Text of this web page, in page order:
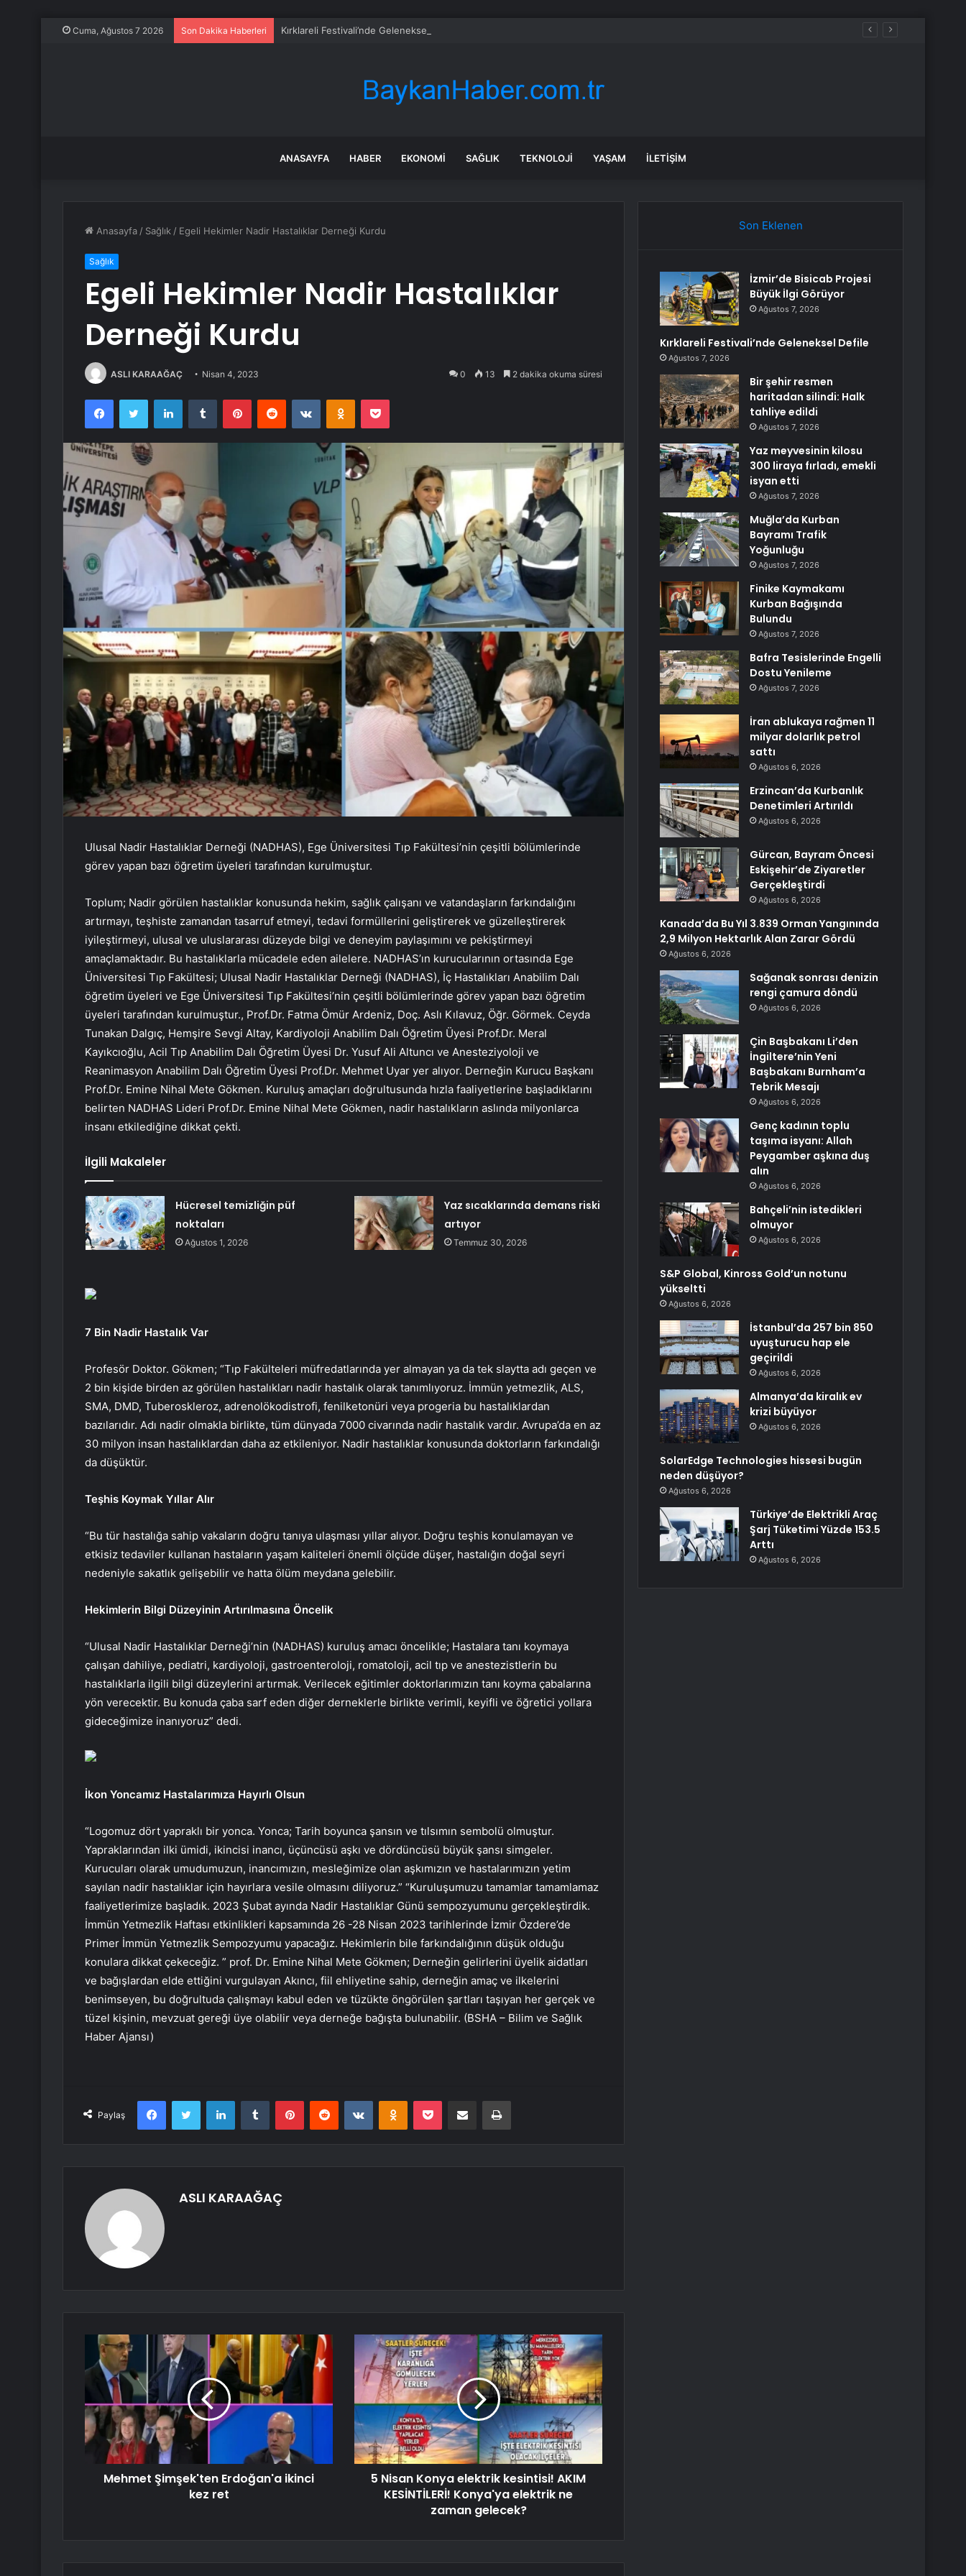
Cuma, Ağustos 7 2026 Son Dakika Haberleri Kırklareli Festivali’nde Geleneksel Defile
ANASAYFA HABER EKONOMI SAĞLIK TEKNOLOJI YAŞAM İLETIŞIM
Anasayfa / Sağlık / Egeli Hekimler Nadir Hastalıklar Derneği Kurdu
Sağlık
Egeli Hekimler Nadir Hastalıklar
Derneği Kurdu
ASLI KARAAĞAÇ Nisan 4, 2023 0 13 2 dakika okuma süresi
FacebookTwitter LinkedInTumblr PinterestReddit VKontakteOdnoklassniki
Pocket
Ulusal Nadir Hastalıklar Derneği (NADHAS), Ege Üniversitesi Tıp Fakültesi’nin çeşitli bölümlerinde
görev yapan bazı öğretim üyeleri tarafından kurulmuştur.
Toplum; Nadir görülen hastalıklar konusunda hekim, sağlık çalışanı ve vatandaşların farkındalığını
artırmayı, teşhiste zamandan tasarruf etmeyi, tedavi formüllerini geliştirerek ve güzelleştirerek
iyileştirmeyi, ulusal ve uluslararası düzeyde bilgi ve deneyim paylaşımını ve pekiştirmeyi
amaçlamaktadır. Bu hastalıklarla mücadele eden ailelere. NADHAS’ın kurucularının ortasında Ege
Üniversitesi Tıp Fakültesi; Ulusal Nadir Hastalıklar Derneği (NADHAS), İç Hastalıkları Anabilim Dalı
öğretim üyeleri ve Ege Üniversitesi Tıp Fakültesi’nin çeşitli bölümlerinde görev yapan bazı öğretim
üyeleri tarafından kurulmuştur., Prof.Dr. Fatma Ömür Ardeniz, Doç. Aslı Kılavuz, Öğr. Görmek. Ceyda
Tunakan Dalgıç, Hemşire Sevgi Altay, Kardiyoloji Anabilim Dalı Öğretim Üyesi Prof.Dr. Meral
Kayıkcıoğlu, Acil Tıp Anabilim Dalı Öğretim Üyesi Dr. Yusuf Ali Altuncı ve Anesteziyoloji ve
Reanimasyon Anabilim Dalı Öğretim Üyesi Prof.Dr. Mehmet Uyar yer alıyor. Derneğin Kurucu Başkanı
Prof.Dr. Emine Nihal Mete Gökmen. Kuruluş amaçları doğrultusunda hızla faaliyetlerine başladıklarını
belirten NADHAS Lideri Prof.Dr. Emine Nihal Mete Gökmen, nadir hastalıkların aslında milyonlarca
insanı etkilediğine dikkat çekti.
İlgili Makaleler
Hücresel temizliğin püf
noktaları
Ağustos 1, 2026
Yaz sıcaklarında demans riski
artıyor
Temmuz 30, 2026
7 Bin Nadir Hastalık Var
Profesör Doktor. Gökmen; “Tıp Fakülteleri müfredatlarında yer almayan ya da tek slaytta adı geçen ve
2 bin kişide birden az görülen hastalıkları nadir hastalık olarak tanımlıyoruz. İmmün yetmezlik, ALS,
SMA, DMD, Tuberoskleroz, adrenolökodistrofi, fenilketonüri veya progeria bu hastalıklardan
bazılarıdır. Adı nadir olmakla birlikte, tüm dünyada 7000 civarında nadir hastalık vardır. Avrupa’da en az
30 milyon insan hastalıklardan daha az etkileniyor. Nadir hastalıklar konusunda doktorların farkındalığı
da düşüktür.
Teşhis Koymak Yıllar Alır
“Bu tür hastalığa sahip vakaların doğru tanıya ulaşması yıllar alıyor. Doğru teşhis konulamayan ve
etkisiz tedaviler kullanan hastaların yaşam kaliteleri önemli ölçüde düşer, hastalığın doğal seyri
nedeniyle sakatlık gelişebilir ve hatta ölüm meydana gelebilir.
Hekimlerin Bilgi Düzeyinin Artırılmasına Öncelik
“Ulusal Nadir Hastalıklar Derneği’nin (NADHAS) kuruluş amacı öncelikle; Hastalara tanı koymaya
çalışan dahiliye, pediatri, kardiyoloji, gastroenteroloji, romatoloji, acil tıp ve anestezistlerin bu
hastalıklarla ilgili bilgi düzeylerini artırmak. Verilecek eğitimler doktorlarımızın tanı koyma çabalarına
yön verecektir. Bu konuda çaba sarf eden diğer derneklerle birlikte verimli, keyifli ve öğretici yollara
gideceğimize inanıyoruz” dedi.
İkon Yoncamız Hastalarımıza Hayırlı Olsun
“Logomuz dört yapraklı bir yonca. Yonca; Tarih boyunca şansın ve tılsımın sembolü olmuştur.
Yapraklarından ilki ümidi, ikincisi inancı, üçüncüsü aşkı ve dördüncüsü büyük şansı simgeler.
Kurucuları olarak umudumuzun, inancımızın, mesleğimize olan aşkımızın ve hastalarımızın yetim
sayılan nadir hastalıklar için hayırlara vesile olmasını diliyoruz.” “Kuruluşumuzu tamamlar tamamlamaz
faaliyetlerimize başladık. 2023 Şubat ayında Nadir Hastalıklar Günü sempozyumunu gerçekleştirdik.
İmmün Yetmezlik Haftası etkinlikleri kapsamında 26 -28 Nisan 2023 tarihlerinde İzmir Özdere’de
Primer İmmün Yetmezlik Sempozyumu yapacağız. Hekimlerin bile farkındalığının düşük olduğu
konulara dikkat çekeceğiz. ” prof. Dr. Emine Nihal Mete Gökmen; Derneğin gelirlerini üyelik aidatları
ve bağışlardan elde ettiğini vurgulayan Akıncı, fiil ehliyetine sahip, derneğin amaç ve ilkelerini
benimseyen, bu doğrultuda çalışmayı kabul eden ve tüzükte öngörülen şartları taşıyan her gerçek ve
tüzel kişinin, mevzuat gereği üye olabilir veya derneğe bağışta bulunabilir. (BSHA – Bilim ve Sağlık
Haber Ajansı)
Paylaş
FacebookTwitter LinkedInTumblr PinterestReddit VKontakteOdnoklassniki
Pocket E-Posta ile paylaş Yazdır
ASLI KARAAĞAÇ
Mehmet Şimşek'ten Erdoğan'a ikinci
kez ret
5 Nisan Konya elektrik kesintisi! AKIM
KESİNTİLERİ! Konya'ya elektrik ne
zaman gelecek?
Son Eklenen
İzmir’de Bisicab Projesi
Büyük İlgi Görüyor
Ağustos 7, 2026
Kırklareli Festivali’nde Geleneksel Defile
Ağustos 7, 2026
Bir şehir resmen
haritadan silindi: Halk
tahliye edildi
Ağustos 7, 2026
Yaz meyvesinin kilosu
300 liraya fırladı, emekli
isyan etti
Ağustos 7, 2026
Muğla’da Kurban
Bayramı Trafik
Yoğunluğu
Ağustos 7, 2026
Finike Kaymakamı
Kurban Bağışında
Bulundu
Ağustos 7, 2026
Bafra Tesislerinde Engelli
Dostu Yenileme
Ağustos 7, 2026
İran ablukaya rağmen 11
milyar dolarlık petrol
sattı
Ağustos 6, 2026
Erzincan’da Kurbanlık
Denetimleri Artırıldı
Ağustos 6, 2026
Gürcan, Bayram Öncesi
Eskişehir’de Ziyaretler
Gerçekleştirdi
Ağustos 6, 2026
Kanada’da Bu Yıl 3.839 Orman Yangınında
2,9 Milyon Hektarlık Alan Zarar Gördü
Ağustos 6, 2026
Sağanak sonrası denizin
rengi çamura döndü
Ağustos 6, 2026
Çin Başbakanı Li’den
İngiltere’nin Yeni
Başbakanı Burnham’a
Tebrik Mesajı
Ağustos 6, 2026
Genç kadının toplu
taşıma isyanı: Allah
Peygamber aşkına duş
alın
Ağustos 6, 2026
Bahçeli’nin istedikleri
olmuyor
Ağustos 6, 2026
S&P Global, Kinross Gold’un notunu
yükseltti
Ağustos 6, 2026
İstanbul’da 257 bin 850
uyuşturucu hap ele
geçirildi
Ağustos 6, 2026
Almanya’da kiralık ev
krizi büyüyor
Ağustos 6, 2026
SolarEdge Technologies hissesi bugün
neden düşüyor?
Ağustos 6, 2026
Türkiye’de Elektrikli Araç
Şarj Tüketimi Yüzde 153.5
Arttı
Ağustos 6, 2026